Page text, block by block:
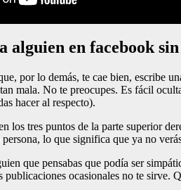
alguien en facebook
por lo demás, te cae bien, escribe
mala. No te preocupes. Es fácil
hacer al respecto).
los tres puntos de la parte superior
lo que significa que ya no
que pensabas que podía ser
ocasionales no te sirve.